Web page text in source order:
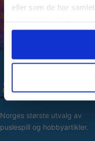
eller som de har
Norges største utvalg av
puslespill og hobbyartikler.
Ja
Nei